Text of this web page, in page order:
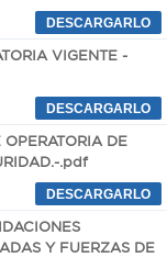
VIGENTE -
DE
.pdf
Y FUERZAS DE